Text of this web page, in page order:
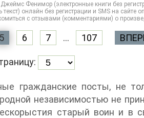
Фенимор (электронные книги без
онлайн без регистрации и SMS на сайте
с отзывами (комментариями) о
5 6 7 ... 107
гражданские посты, не
независимостью не
старый воин и в